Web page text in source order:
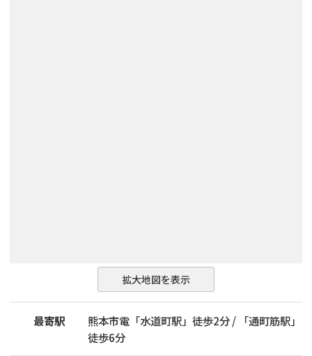
拡大地図を表示
最寄駅
熊本市電「水道町駅」徒歩2分 / 「通町筋駅」
徒歩6分